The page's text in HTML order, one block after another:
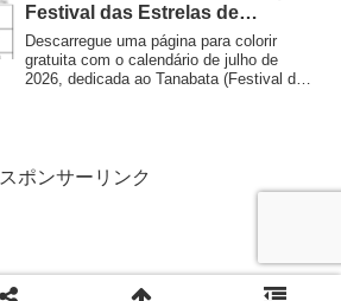
Festival das Estrelas de
Tanabata e Cultura Japonesa
Descarregue uma página para colorir
gratuita com o calendário de julho de
2026, dedicada ao Tanabata (Festival das
スポンサーリンク